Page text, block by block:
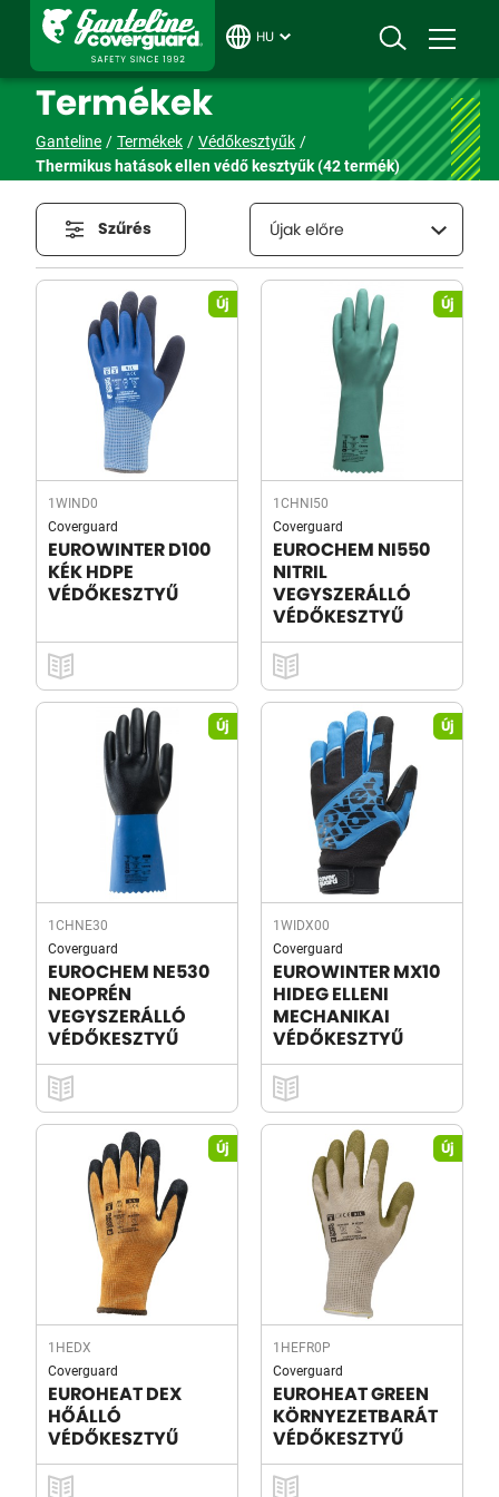
HU
Termékek
Ganteline Termékek
Védőkesztyűk
Thermikus hatások ellen védő kesztyűk(42 termék)
Szűrés Újak előre
Új
1WIND0
Coverguard
EUROWINTER D100
KÉK HDPE
VÉDŐKESZTYŰ
Új
1CHNI50
Coverguard
EUROCHEM NI550
NITRIL
VEGYSZERÁLLÓ
VÉDŐKESZTYŰ
Új
1CHNE30
Coverguard
EUROCHEM NE530
NEOPRÉN
VEGYSZERÁLLÓ
VÉDŐKESZTYŰ
Új
1WIDX00
Coverguard
EUROWINTER MX10
HIDEG ELLENI
MECHANIKAI
VÉDŐKESZTYŰ
Új
1HEDX
Coverguard
EUROHEAT DEX
HŐÁLLÓ
VÉDŐKESZTYŰ
Új
1HEFR0P
Coverguard
EUROHEAT GREEN
KÖRNYEZETBARÁT
VÉDŐKESZTYŰ